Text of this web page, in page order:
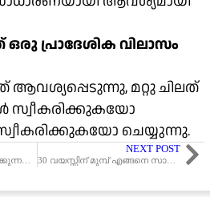
പ്രാദേശിക വിലാസം
മറ്റു ചിലത്
സ്വീകരിക്കുകയോ
ചെയ്യുന്നു.
NEXT POST
30 വയസ്സിന് മുമ്പ് എങ്ങനെ സാമ്പത്തികമായി സ്വാതന്ത്രരാകാം?